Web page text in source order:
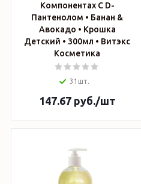
Компонентах С D-
Пантенолом • Банан &
Авокадо • Крошка
Детский • 300мл • Витэкс
Косметика
31шт.
147.67руб./шт